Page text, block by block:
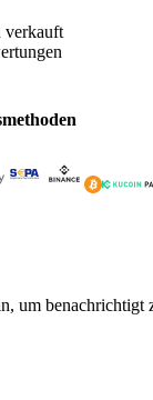
verkauft
um benachrichtigt